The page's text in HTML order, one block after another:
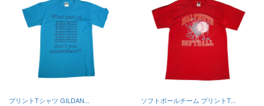
プリントTシャツ GILDAN... ソフトボールチーム プリントT...